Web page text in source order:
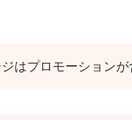
はプロモーションが